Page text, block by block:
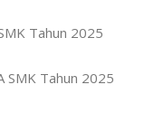
Tahun 2025
SMK Tahun 2025